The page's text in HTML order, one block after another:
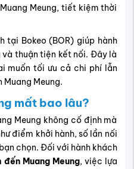
Meung, tiết kiệm thời
tại Bokeo (BOR) giúp hành
và thuận tiện kết nối. Đây là
muốn tối ưu cả chi phí lẫn
Meung.
mất bao lâu?
Meung không cố định mà
điểm khởi hành, số lần nối
chọn. Đối với hành khách
Muang Meung, việc lựa